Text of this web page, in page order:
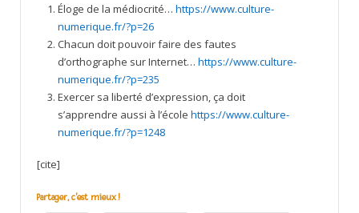
Éloge de la médiocrité… https://www.culture-
numerique.fr/?p=26
Chacun doit pouvoir faire des fautes
d’orthographe sur Internet… https://www.culture-
numerique.fr/?p=235
Exercer sa liberté d’expression, ça doit
s’apprendre aussi à l’école https://www.culture-
numerique.fr/?p=1248
[cite]
Partager, c'est mieux !